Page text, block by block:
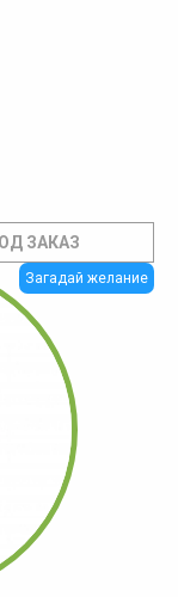
Загадай желание